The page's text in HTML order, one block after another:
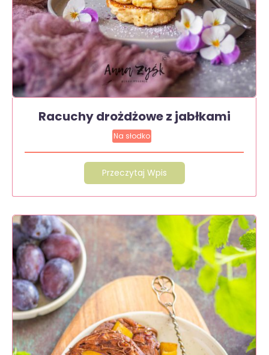
Racuchy drożdżowe z jabłkami
Na słodko
Przeczytaj Wpis